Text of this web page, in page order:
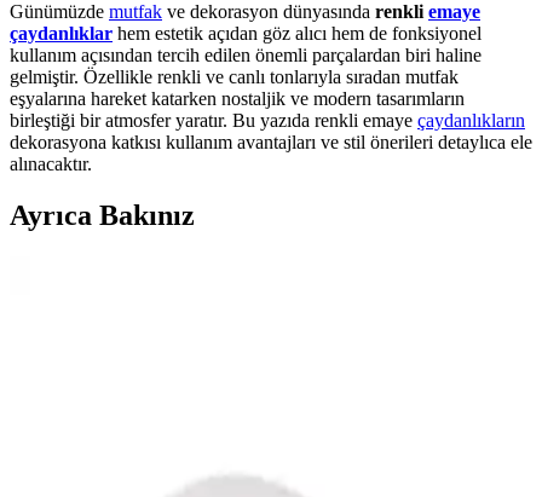
Günümüzde mutfak ve dekorasyon dünyasında renkli emaye
çaydanlıklar hem estetik açıdan göz alıcı hem de fonksiyonel
kullanım açısından tercih edilen önemli parçalardan biri haline
gelmiştir. Özellikle renkli ve canlı tonlarıyla sıradan mutfak
eşyalarına hareket katarken nostaljik ve modern tasarımların
birleştiği bir atmosfer yaratır. Bu yazıda renkli emaye çaydanlıkların
dekorasyona katkısı kullanım avantajları ve stil önerileri detaylıca ele
alınacaktır.
Ayrıca Bakınız
Kutlamalarınızı Renkli Hale Getirin